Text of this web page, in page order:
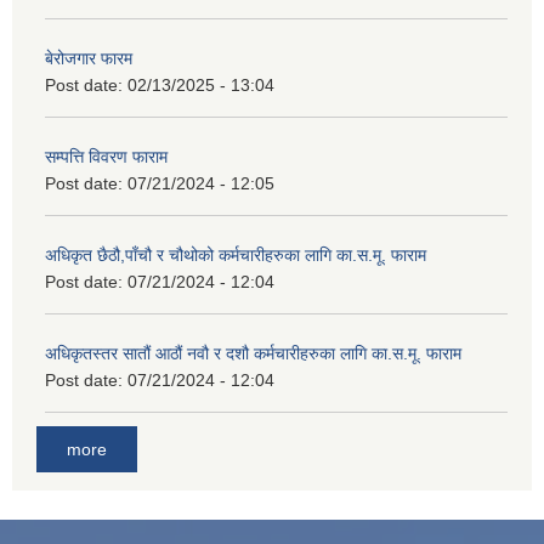
बेरोजगार फारम
Post date: 02/13/2025 - 13:04
सम्पत्ति विवरण फाराम
Post date: 07/21/2024 - 12:05
अधिकृत छैठौ,पाँचौ र चौथोको कर्मचारीहरुका लागि का.स.मू. फाराम
Post date: 07/21/2024 - 12:04
अधिकृतस्तर सातौं आठौं नवौ र दशौ कर्मचारीहरुका लागि का.स.मू. फाराम
Post date: 07/21/2024 - 12:04
more